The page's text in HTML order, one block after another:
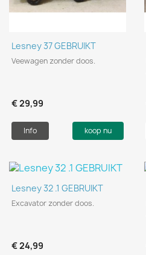
Lesney 37 GEBRUIKT
Veewagen zonder doos.
€ 29,99
Info koop nu
Lesney 32 .1 GEBRUIKT
Excavator zonder doos.
€ 24,99